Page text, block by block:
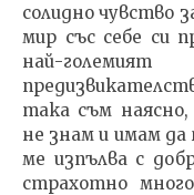
солидно чувство
мир със себе си
най-
така съм
не знам и имам да
ме изпълва с
страхотно